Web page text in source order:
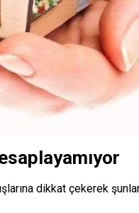
dikkat çekerek